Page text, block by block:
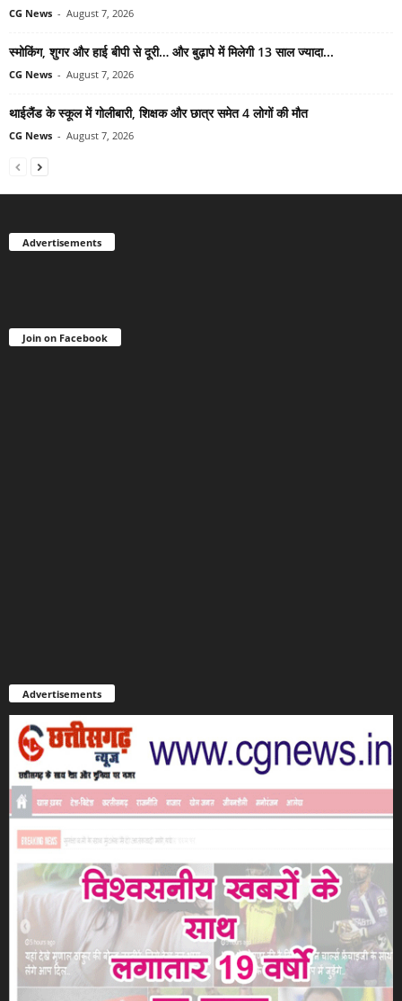
CG News - August 7, 2026
स्मोकिंग, शुगर और हाई बीपी से दूरी… और बुढ़ापे में मिलेगी 13 साल ज्यादा...
CG News - August 7, 2026
थाईलैंड के स्कूल में गोलीबारी, शिक्षक और छात्र समेत 4 लोगों की मौत
CG News - August 7, 2026
Advertisements
Join on Facebook
Advertisements